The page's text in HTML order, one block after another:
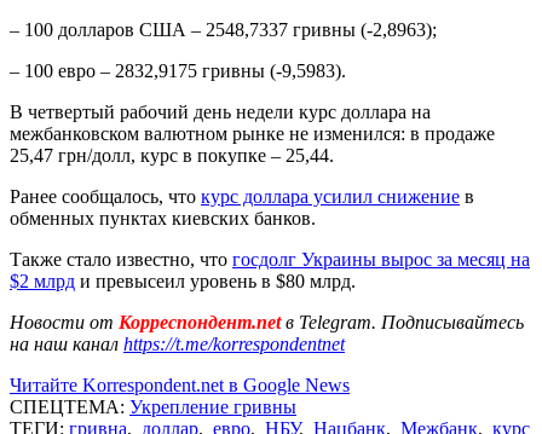
– 100 долларов США – 2548,7337 гривны (-2,8963);
– 100 евро – 2832,9175 гривны (-9,5983).
В четвертый рабочий день недели курс доллара на
межбанковском валютном рынке не изменился: в продаже
25,47 грн/долл, курс в покупке – 25,44.
Ранее сообщалось, что курс доллара усилил снижение в
обменных пунктах киевских банков.
Также стало известно, что госдолг Украины вырос за месяц на
$2 млрд и превысеил уровень в $80 млрд.
Новости от Корреспондент.netв Telegram. Подписывайтесь
на наш канал https://t.me/korrespondentnet
Читайте Korrespondent.net в Google News
СПЕЦТЕМА: Укрепление гривны
ТЕГИ: гривна, доллар, евро, НБУ, Нацбанк, Межбанк, курс